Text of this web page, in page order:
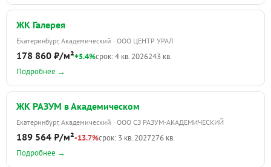
ЖК Галерея
Екатеринбург, Академический · ООО ЦЕНТР УРАЛ
178 860 ₽/м²+5.4%срок: 4 кв. 2026243 кв.
Подробнее →
ЖК РАЗУМ в Академическом
Екатеринбург, Академический · ООО СЗ РАЗУМ-АКАДЕМИЧЕСКИЙ
189 564 ₽/м²-13.7%срок: 3 кв. 2027276 кв.
Подробнее →